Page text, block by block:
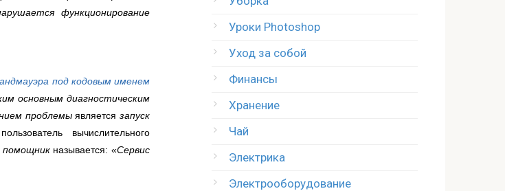
функционирование
под кодовым именем
основным диагностическим
проблемыявляетсязапуск
вычислительного
помощник называется: «Сервис
Уроки Photoshop
Уход за собой
Финансы
Хранение
Чай
Электрика
Электрооборудование